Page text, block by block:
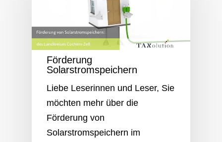
Förderung
Solarstromspeichern
Liebe Leserinnen und Leser, Sie
möchten mehr über die
Förderung von
Solarstromspeichern im